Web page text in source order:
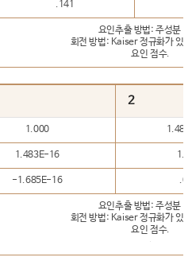
.141
요인추출 방법: 주성분
회전 방법: Kaiser 정규화가 있
요인 점수.
2
1.000
1.483E-16
-1.685E-16
요인추출 방법: 주성분
회전 방법: Kaiser 정규화가 있
요인 점수.